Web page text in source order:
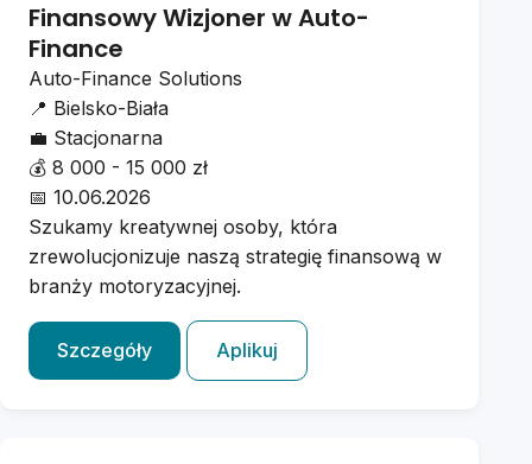
Finansowy Wizjoner w Auto-
Finance
Auto-Finance Solutions
📍 Bielsko-Biała
💼 Stacjonarna
💰 8 000 - 15 000 zł
📅 10.06.2026
Szukamy kreatywnej osoby, która
zrewolucjonizuje naszą strategię finansową w
branży motoryzacyjnej.
Szczegóły Aplikuj